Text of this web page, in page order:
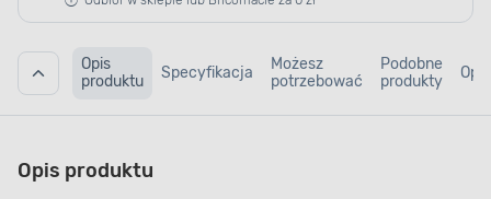
Opis
produktu
Specyfikacja
Możesz
potrzebować
Podobne
produkty
Opis produktu